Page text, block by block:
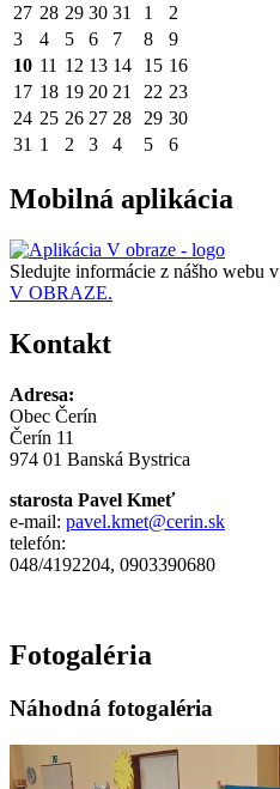
27 28 29 30 31 1
2
3
4 5 6 7 8
9
10 11 12 13 14 15 16
17 18 19 20 21 22 23
24 25 26 27 28 29 30
31 1 2 3 4 5 6
Mobilná aplikácia
Sledujte informácie z nášho webu v
V OBRAZE.
Kontakt
Adresa:
Obec Čerín
Čerín 11
974 01 Banská Bystrica
starosta Pavel Kmeť
e-mail: pavel.kmet@cerin.sk
telefón:
048/4192204, 0903390680
Fotogaléria
Náhodná fotogaléria